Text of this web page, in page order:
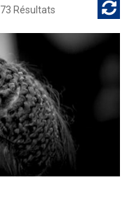
73 Résultats